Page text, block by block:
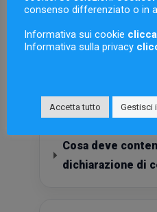
Qual è la
Cosa deve
dichiarazione di
consenso differenziato o in
Informativa sui cookie
Informativa sulla privacy
Accetta tutto Gestisci